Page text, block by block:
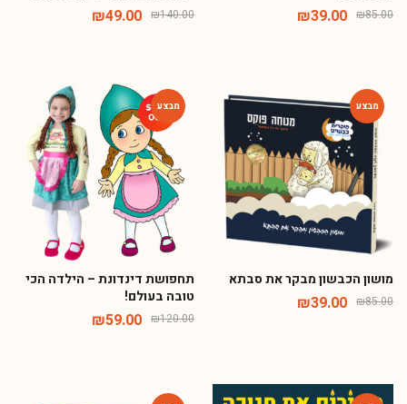
-54%
מושון הכבשון מבקר את סבתא
₪39.00
-51%
תחפושת דינדונת – הילדה הכי
₪120.00
₪59.00